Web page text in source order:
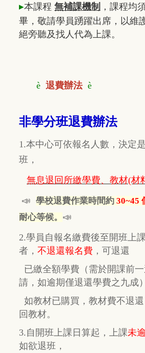
▸本課程 無補課機制 ，課程均
畢，敬請學員踴躍出席，以維
絕旁聽及找人代為上課。
è 退費辦法 è
非學分班退費辦法
1.本中心可依報名人數，決定
班，
無息退回所繳學費、教材(材
📣 學校退費作業時間約 30~45
耐心等候。 📣
2.學員自報名繳費後至開班上
者， 不退還報名費 ， 可退還
已繳全額學費 （需於開課前
請，如逾期僅退還學費之九成
如教材已購買，教材費不退還
回教材。
3.自開班上課日算起，上課未逾
如欲退班，